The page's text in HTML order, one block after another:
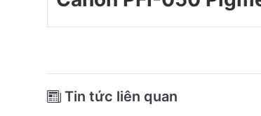
Tin tức liên quan